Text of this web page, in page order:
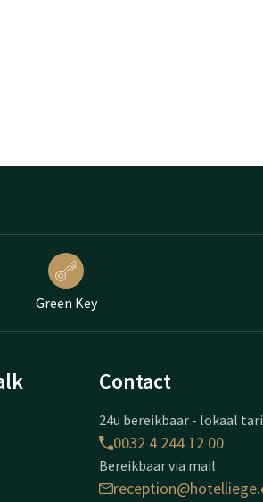
Green Key
Contact
24u bereikbaar - lokaal
0032 4 244 12 00
Bereikbaar via mail